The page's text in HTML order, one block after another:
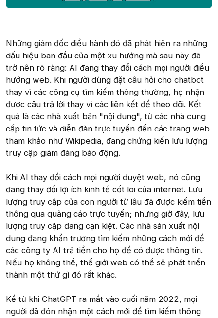
Những giám đốc điều hành đó đã phát hiện ra những
dấu hiệu ban đầu của một xu hướng mà sau này đã
trở nên rõ ràng: AI đang thay đổi cách mọi người điều
hướng web. Khi người dùng đặt câu hỏi cho chatbot
thay vì các công cụ tìm kiếm thông thường, họ nhận
được câu trả lời thay vì các liên kết để theo dõi. Kết
quả là các nhà xuất bản "nội dung", từ các nhà cung
cấp tin tức và diễn đàn trực tuyến đến các trang web
tham khảo như Wikipedia, đang chứng kiến lưu lượng
truy cập giảm đáng báo động.
Khi AI thay đổi cách mọi người duyệt web, nó cũng
đang thay đổi lợi ích kinh tế cốt lõi của internet. Lưu
lượng truy cập của con người từ lâu đã được kiếm tiền
thông qua quảng cáo trực tuyến; nhưng giờ đây, lưu
lượng truy cập đang cạn kiệt. Các nhà sản xuất nội
dung đang khẩn trương tìm kiếm những cách mới để
các công ty AI trả tiền cho họ để có được thông tin.
Nếu họ không thể, thế giới web có thể sẽ phát triển
thành một thứ gì đó rất khác.
Kể từ khi ChatGPT ra mắt vào cuối năm 2022, mọi
người đã đón nhận một cách mới để tìm kiếm thông